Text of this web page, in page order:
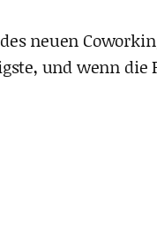
neuen
und wenn